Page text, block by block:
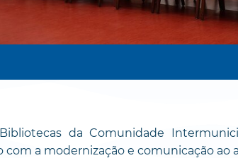
da Comunidade
a modernização e comunicação ao